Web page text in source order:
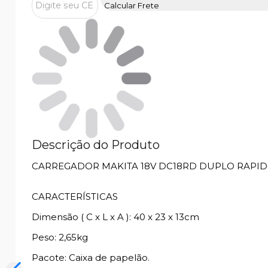
Calcular Frete
Descrição do Produto
CARREGADOR MAKITA 18V DC18RD DUPLO
CARACTERÍSTICAS
Dimensão ( C x L x A ): 40 x 23 x 13cm
Peso: 2,65kg
Pacote: Caixa de papelão.